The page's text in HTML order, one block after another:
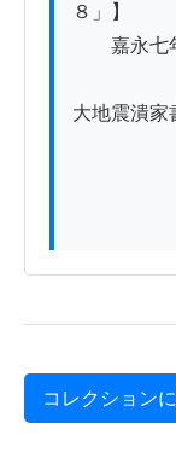
８」】
嘉永七
大地震潰家
上道
コレクション